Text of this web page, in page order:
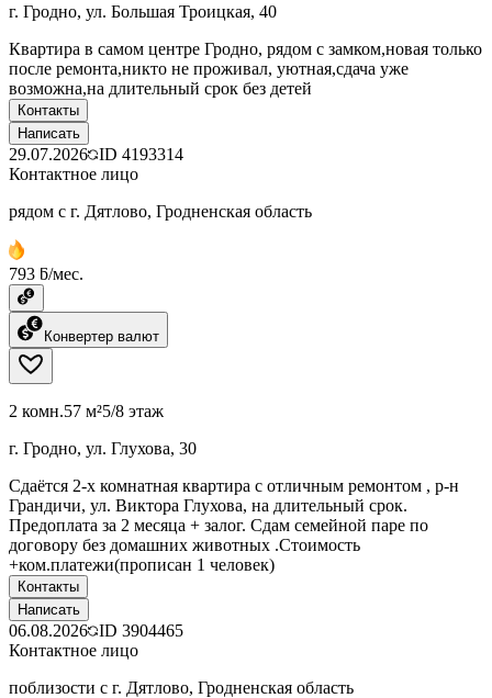
г. Гродно, ул. Большая Троицкая, 40
Квартира в самом центре Гродно, рядом с замком,новая только
после ремонта,никто не проживал, уютная,сдача уже
возможна,на длительный срок без детей
Контакты
Написать
29.07.2026 ID 4193314
Контактное лицо
рядом с г. Дятлово, Гродненская область
793 ƃ/мес.
Конвертер валют
2 комн.57 м²5/8 этаж
г. Гродно, ул. Глухова, 30
Сдаётся 2-х комнатная квартира с отличным ремонтом , р-н
Грандичи, ул. Виктора Глухова, на длительный срок.
Предоплата за 2 месяца + залог. Сдам семейной паре по
договору без домашних животных .Стоимость
+ком.платежи(прописан 1 человек)
Контакты
Написать
06.08.2026 ID 3904465
Контактное лицо
поблизости с г. Дятлово, Гродненская область